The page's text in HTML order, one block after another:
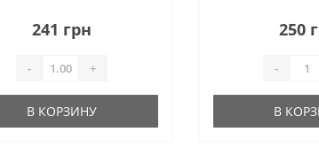
241 грн
- +
В КОРЗИНУ
фактура,
натуральной
цветов, сре..
250
-
В